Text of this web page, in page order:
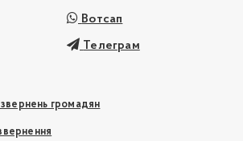
Вотсап
Телеграм
звернень громадян